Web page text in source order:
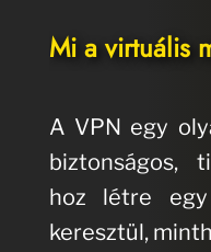
Mi a virtuális
A VPN egy
biztonságos,
hoz létre egy
keresztül,